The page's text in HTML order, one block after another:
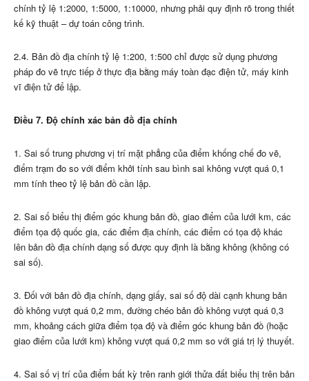
chính tỷ lệ 1:2000, 1:5000, 1:10000, nhưng phải quy định rõ trong thiết
kế kỹ thuật – dự toán công trình.
2.4. Bản đồ địa chính tỷ lệ 1:200, 1:500 chỉ được sử dụng phương
pháp đo vẽ trực tiếp ở thực địa bằng máy toàn đạc điện tử, máy kinh
vĩ điện tử để lập.
Điều 7. Độ chính xác bản đồ địa chính
1. Sai số trung phương vị trí mặt phẳng của điểm khống chế đo vẽ,
điểm trạm đo so với điểm khởi tính sau bình sai không vượt quá 0,1
mm tính theo tỷ lệ bản đồ cần lập.
2. Sai số biểu thị điểm góc khung bản đồ, giao điểm của lưới km, các
điểm tọa độ quốc gia, các điểm địa chính, các điểm có tọa độ khác
lên bản đồ địa chính dạng số được quy định là bằng không (không có
sai số).
3. Đối với bản đồ địa chính, dạng giấy, sai số độ dài cạnh khung bản
đồ không vượt quá 0,2 mm, đường chéo bản đồ không vượt quá 0,3
mm, khoảng cách giữa điểm tọa độ và điểm góc khung bản đồ (hoặc
giao điểm của lưới km) không vượt quá 0,2 mm so với giá trị lý thuyết.
4. Sai số vị trí của điểm bất kỳ trên ranh giới thửa đất biểu thị trên bản